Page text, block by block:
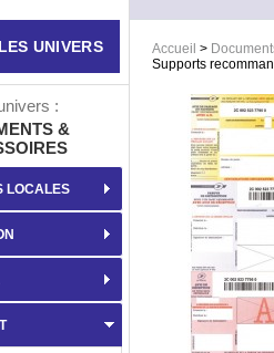
Accueil >
Supports
UNIVERS
:
&
LOCALES